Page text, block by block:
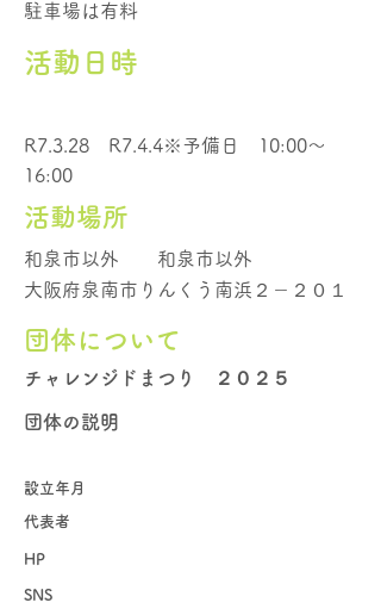
駐車場は有料
活動日時
R7.3.28 R7.4.4※予備日 10:00～
16:00
活動場所
和泉市以外
和泉市以外
大阪府泉南市りんくう南浜２－２０１
団体について
チャレンジドまつり ２０２５
団体の説明
設立年月
代表者
HP
SNS